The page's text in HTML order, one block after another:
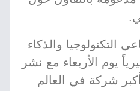
التكنولوجيا والذكاء
يوم الأربعاء مع نشر
شركة في العالم